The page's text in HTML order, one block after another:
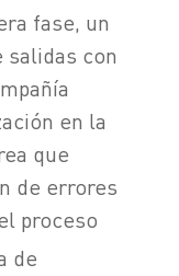
fase, un
con
en la
que
de errores
proceso
de